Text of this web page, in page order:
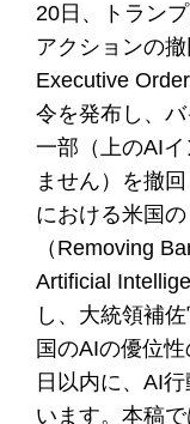
20日、トラン
アクションの
Executive
令を発布し、
一部（上のAI
ません）を撤
における米国
（Removing
Artificial
し、大統領補
国のAIの優位
日以内に、AI
います。本稿で